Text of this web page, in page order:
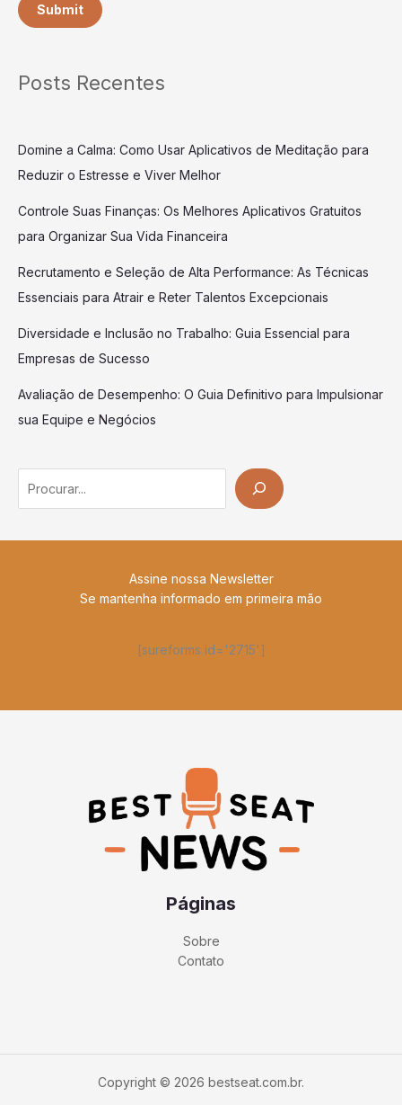
Submit
Posts Recentes
Domine a Calma: Como Usar Aplicativos de Meditação para
Reduzir o Estresse e Viver Melhor
Controle Suas Finanças: Os Melhores Aplicativos Gratuitos
para Organizar Sua Vida Financeira
Recrutamento e Seleção de Alta Performance: As Técnicas
Essenciais para Atrair e Reter Talentos Excepcionais
Diversidade e Inclusão no Trabalho: Guia Essencial para
Empresas de Sucesso
Avaliação de Desempenho: O Guia Definitivo para Impulsionar
sua Equipe e Negócios
Assine nossa Newsletter
Se mantenha informado em primeira mão
[sureforms id='2715']
Páginas
Sobre
Contato
Copyright © 2026 bestseat.com.br.